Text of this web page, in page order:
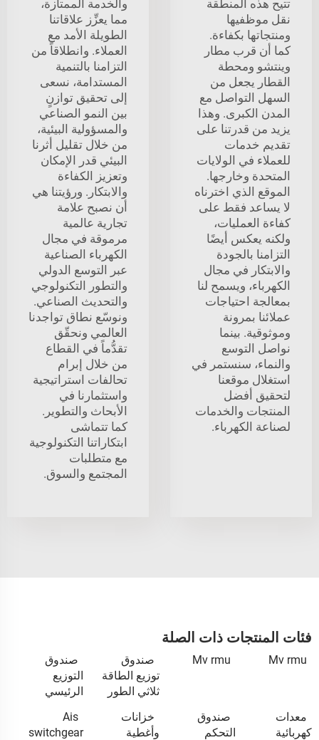
تتيح هذه المنطقة
نقل موظفيها
ومنتجاتها بكفاءة.
كما أن قرب مطار
وينتشو ومحطة
القطار يجعل من
السهل التواصل مع
المدن الكبرى. وهذا
يزيد من قدرتنا على
تقديم خدمات
للعملاء في الولايات
المتحدة وخارجها.
الموقع الذي اخترناه
لا يساعد فقط على
كفاءة العمليات،
ولكنه يعكس أيضًا
التزامنا بالجودة
والابتكار في مجال
الكهرباء، ويسمح لنا
بمعالجة احتياجات
عملائنا بمرونة
وموثوقية. بينما
نواصل التوسع
والنماء، سنستمر في
استغلال موقعنا
لتحقيق أفضل
المنتجات والخدمات
لصناعة الكهرباء.
والخدمة الممتازة،
مما يعزِّز علاقاتنا
الطويلة الأمد مع
العملاء. وانطلاقاً من
التزامنا بالتنمية
المستدامة، نسعى
إلى تحقيق توازنٍ
بين النمو الصناعي
والمسؤولية البيئية،
من خلال تقليل أثرنا
البيئي قدر الإمكان
وتعزيز الكفاءة
والابتكار. ورؤيتنا هي
أن نصبح علامة
تجارية عالمية
مرموقة في مجال
الكهرباء الصناعية
عبر التوسع الدولي
والتطور التكنولوجي
والتحديث الصناعي.
ونوسّع نطاق تواجدنا
العالمي ونحقّق
تقدُّماً في القطاع
من خلال إبرام
تحالفات استراتيجية
واستثمارنا في
الأبحاث والتطوير.
كما تتماشى
ابتكاراتنا التكنولوجية
مع متطلبات
المجتمع والسوق.
فئات المنتجات ذات الصلة
Mv rmu
Mv rmu
صندوق
توزيع الطاقة
ثلاثي الطور
صندوق
التوزيع
الرئيسي
معدات
كهربائية
صندوق
التحكم
خزانات
وأغطية
Ais
switchgear